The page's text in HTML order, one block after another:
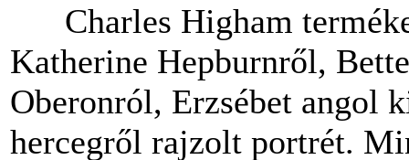
Charles Higham
Katherine Hepburnről,
Oberonról, Erzsébet angol
hercegről rajzolt portrét.